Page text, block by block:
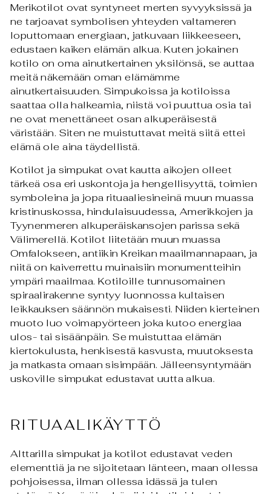
Merikotilot ovat syntyneet merten syvyyksissä ja
ne tarjoavat symbolisen yhteyden valtameren
loputtomaan energiaan, jatkuvaan liikkeeseen,
edustaen kaiken elämän alkua. Kuten jokainen
kotilo on oma ainutkertainen yksilönsä, se auttaa
meitä näkemään oman elämämme
ainutkertaisuuden. Simpukoissa ja kotiloissa
saattaa olla halkeamia, niistä voi puuttua osia tai
ne ovat menettäneet osan alkuperäisestä
väristään. Siten ne muistuttavat meitä siitä ettei
elämä ole aina täydellistä.
Kotilot ja simpukat ovat kautta aikojen olleet
tärkeä osa eri uskontoja ja hengellisyyttä, toimien
symboleina ja jopa rituaaliesineinä muun muassa
kristinuskossa, hindulaisuudessa, Amerikkojen ja
Tyynenmeren alkuperäiskansojen parissa sekä
Välimerellä. Kotilot liitetään muun muassa
Omfalokseen, antiikin Kreikan maailmannapaan, ja
niitä on kaiverrettu muinaisiin monumentteihin
ympäri maailmaa. Kotiloille tunnusomainen
spiraalirakenne syntyy luonnossa kultaisen
leikkauksen säännön mukaisesti. Niiden kierteinen
muoto luo voimapyörteen joka kutoo energiaa
ulos- tai sisäänpäin. Se muistuttaa elämän
kiertokulusta, henkisestä kasvusta, muutoksesta
ja matkasta omaan sisimpään. Jälleensyntymään
uskoville simpukat edustavat uutta alkua.
RITUAALIKÄYTTÖ
Alttarilla simpukat ja kotilot edustavat veden
elementtiä ja ne sijoitetaan länteen, maan ollessa
pohjoisessa, ilman ollessa idässä ja tulen